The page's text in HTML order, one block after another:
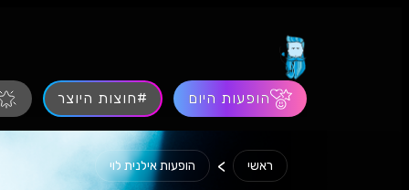
הופעות היום #חוצות היוצר
ראשי > הופעות אילנית לוי